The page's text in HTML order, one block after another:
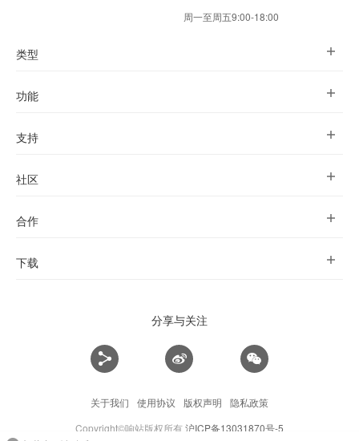
周一至周五9:00-18:00
类型
功能
支持
社区
合作
下载
分享与关注
关于我们 使用协议 版权声明
隐私政策
Copyright©响站版权所有沪ICP备13031870号-5